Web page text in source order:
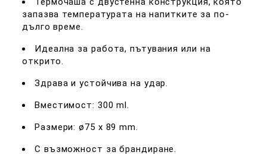
запазва температурата на напитките за по-
дълго време.
Идеална за работа, пътувания или на
открито.
Здрава и устойчива на удар.
Вместимост: 300 ml.
Размери: ø75 х 89 mm.
С възможност за брандиране.